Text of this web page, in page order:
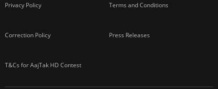
Privacy Policy Terms and Conditions
Correction Policy Press Releases
T&Cs for AajTak HD Contest